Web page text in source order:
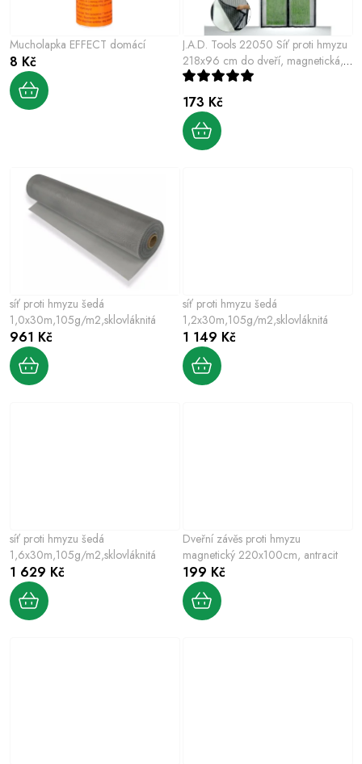
d
u
k
r
o
d
u
Mucholapka EFFECT domácí
8 Kč
J.A.D. Tools 22050 Síť proti hmyzu
218x96 cm do dveří, magnetická,
černá PE
173 Kč
síť proti hmyzu šedá
1,0x30m,105g/m2,sklovláknitá
961 Kč
síť proti hmyzu šedá
1,2x30m,105g/m2,sklovláknitá
1 149 Kč
síť proti hmyzu šedá
1,6x30m,105g/m2,sklovláknitá
1 629 Kč
Dveřní závěs proti hmyzu
magnetický 220x100cm, antracit
199 Kč